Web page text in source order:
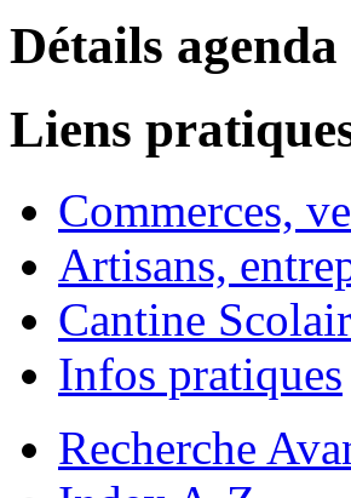
Détails agenda
Liens
Commerces,
Artisans,
Cantine
Infos pratiques
Recherche